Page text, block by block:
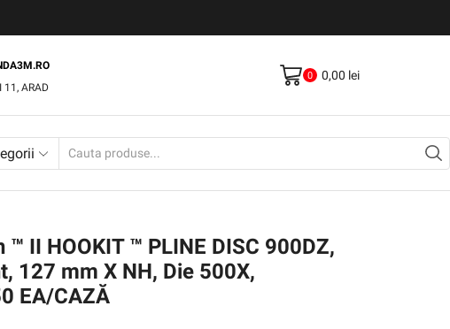
11, ARAD
0 0,00 lei
II HOOKIT ™ PLINE DISC 900DZ,
127 mm X NH, Die 500X,
EA/CAZĂ